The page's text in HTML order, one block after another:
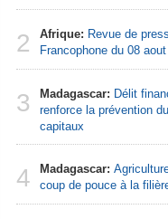
2 Afrique: Revue de
Francophone du 08
3 Madagascar: Délit
renforce la prévention
capitaux
4 Madagascar:
coup de pouce à la